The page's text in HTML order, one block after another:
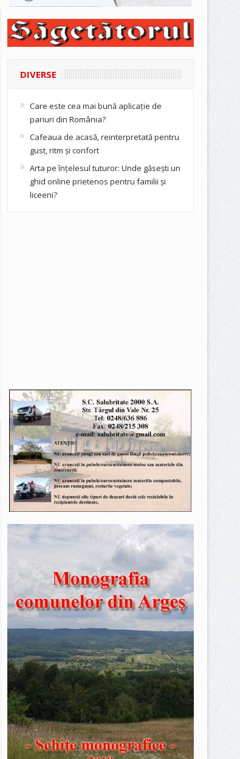
DIVERSE
Care este cea mai bună aplicație de
pariuri din România?
Cafeaua de acasă, reinterpretată pentru
gust, ritm și confort
Arta pe înțelesul tuturor: Unde găsești un
ghid online prietenos pentru familii și
liceeni?